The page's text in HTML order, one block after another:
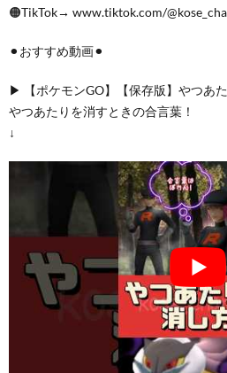
🟠TikTok→ www.tiktok.com/
⚫︎おすすめ動画⚫︎
▶︎ 【ポケモンGO】【保存版】やつあ
やつあたりを消すときの合言葉！
↓